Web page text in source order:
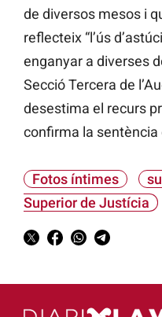
de diversos mesos i
reflecteix “l’ús
enganyar a diverses
Secció Tercera de
desestima el recurs
confirma la sentència
Fotos íntimes
Superior de Justícia